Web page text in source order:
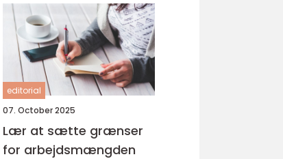
editorial
07. October 2025
Lær at sætte grænser
for arbejdsmængden